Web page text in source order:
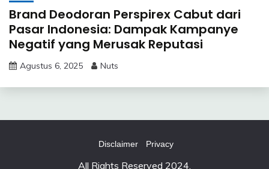
Brand Deodoran Perspirex Cabut dari
Pasar Indonesia: Dampak Kampanye
Negatif yang Merusak Reputasi
Agustus 6, 2025 Nuts
Disclaimer Privacy
All Rights Reserved 2024.